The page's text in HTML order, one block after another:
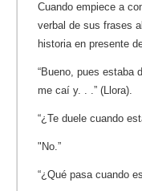
Cuando empiece a
verbal de sus frases
historia en presente
“Bueno, pues estaba
me caí y. . .” (Llora).
“¿Te duele cuando
"No.”
“¿Qué pasa cuando